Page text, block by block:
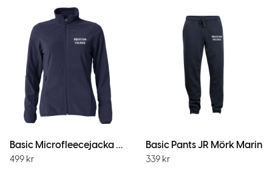
Basic Microfleecejacka Dam MörkMarin
499 kr
Basic Pants JR Mörk Marin
339 kr